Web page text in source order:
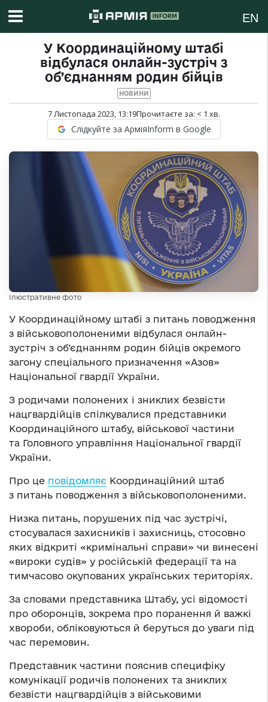
EN
У Координаційному штабі
відбулася онлайн-зустріч з
об’єднанням родин бійців
НОВИНИ
7 Листопада 2023, 13:19Прочитаєте за: < 1 хв.
Слідкуйте за АрміяInform в Google
Ілюстративне фото
У Координаційному штабі з питань поводження
з військовополоненими відбулася онлайн-
зустріч з об’єднанням родин бійців окремого
загону спеціального призначення «Азов»
Національної гвардії України.
З родичами полонених і зниклих безвісти
нацгвардійців спілкувалися представники
Координаційного штабу, військової частини
та Головного управління Національної гвардії
України.
Про це повідомляє Координаційний штаб
з питань поводження з військовополоненими.
Низка питань, порушених під час зустрічі,
стосувалася захисників і захисниць, стосовно
яких відкриті «кримінальні справи» чи винесені
«вироки судів» у російській федерації та на
тимчасово окупованих українських територіях.
За словами представника Штабу, усі відомості
про оборонців, зокрема про поранення й важкі
хвороби, обліковуються й беруться до уваги під
час перемовин.
Представник частини пояснив специфіку
комунікації родичів полонених та зниклих
безвісти нацгвардійців з військовими